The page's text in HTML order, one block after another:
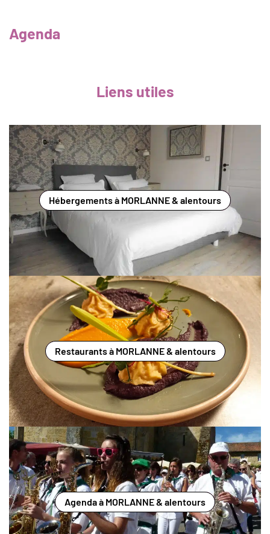
Agenda
Liens utiles
Hébergements à MORLANNE & alentours
Restaurants à MORLANNE & alentours
Agenda à MORLANNE & alentours